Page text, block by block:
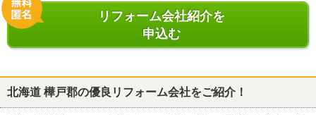
リフォーム会社紹介を
申込む
北海道 樺戸郡の優良リフォーム会社をご紹介！